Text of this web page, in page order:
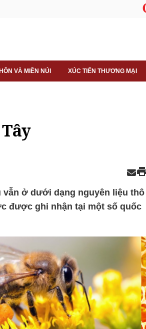
VÀ MIỀN NÚI XÚC TIẾN THƯƠNG MẠI
vẫn ở dưới dạng nguyên liệu thô
được ghi nhận tại một số quốc